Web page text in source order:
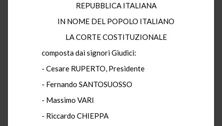
REPUBBLICA ITALIANA
IN NOME DEL POPOLO ITALIANO
LA CORTE COSTITUZIONALE
composta dai signori Giudici:
- Cesare RUPERTO, Presidente
- Fernando SANTOSUOSSO
- Massimo VARI
- Riccardo CHIEPPA